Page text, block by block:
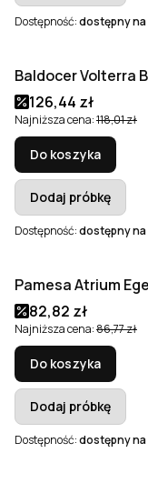
Dostępność:dostępny
Okazja
Baldocer Volterra
Cena promocyjna
126,44 zł
Najniższa cena:118,01 zł
Do koszyka
Dodaj próbkę
Dostępność:dostępny
Okazja
Bestseller
Pamesa Atrium
Cena promocyjna
82,82 zł
Najniższa cena:86,77 zł
Do koszyka
Dodaj próbkę
Dostępność:dostępny